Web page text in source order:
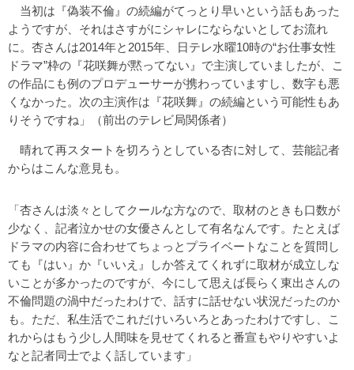
当初は『偽装不倫』の続編がてっとり早いという話もあった
ようですが、それはさすがにシャレにならないとしてお流れ
に。杏さんは2014年と2015年、日テレ水曜10時の“お仕事女性
ドラマ”枠の『花咲舞が黙ってない』で主演していましたが、こ
の作品にも例のプロデューサーが携わっていますし、数字も悪
くなかった。次の主演作は『花咲舞』の続編という可能性もあ
りそうですね」（前出のテレビ局関係者）
晴れて再スタートを切ろうとしている杏に対して、芸能記者
からはこんな意見も。
「杏さんは淡々としてクールな方なので、取材のときも口数が
少なく、記者泣かせの女優さんとして有名なんです。たとえば
ドラマの内容に合わせてちょっとプライベートなことを質問し
ても『はい』か『いいえ』しか答えてくれずに取材が成立しな
いことが多かったのですが、今にして思えば長らく東出さんの
不倫問題の渦中だったわけで、話すに話せない状況だったのか
も。ただ、私生活でこれだけいろいろとあったわけですし、こ
れからはもう少し人間味を見せてくれると番宣もやりやすいよ
なと記者同士でよく話しています」